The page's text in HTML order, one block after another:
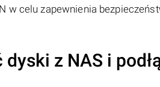
w celu zapewnienia
z NAS i